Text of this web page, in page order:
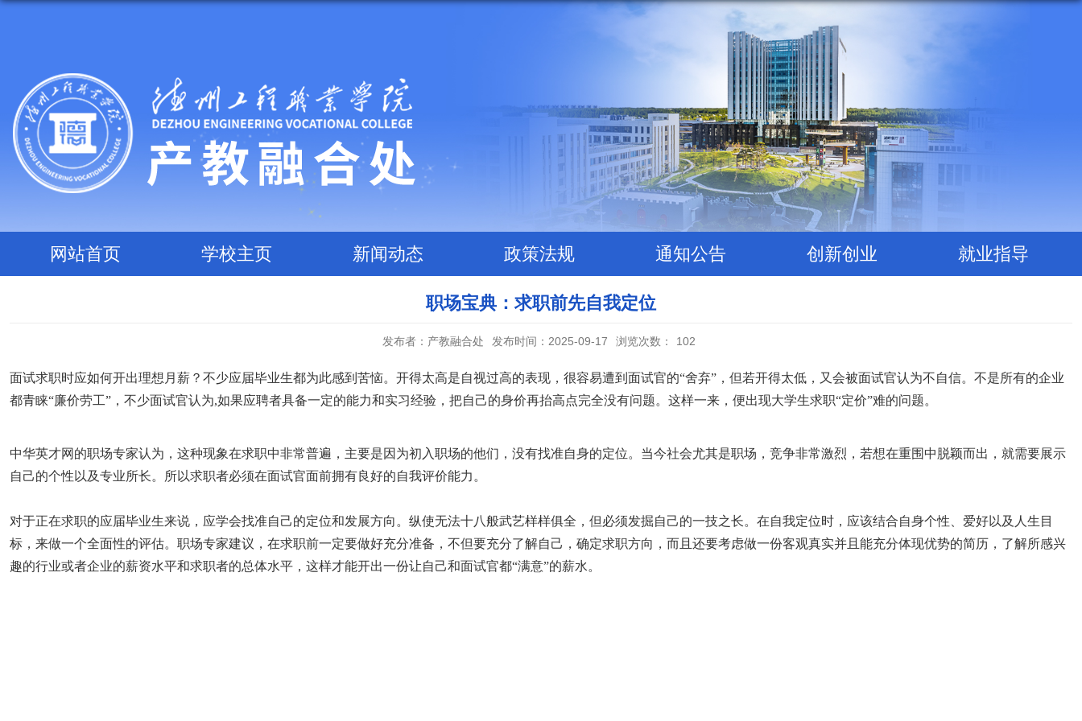
网站首页 学校主页 新闻动态 政策法规 通知公告 创新创业 就业指导
职场宝典：求职前先自我定位
发布者：产教融合处 发布时间：2025-09-17 浏览次数： 102
面试求职时应如何开出理想月薪？不少应届毕业生都为此感到苦恼。开得太高是自视过高的表现，很容易遭到面试官的“舍弃”，但若开得太低，又会被面试官认为不自信。不是所有的企业
都青睐“廉价劳工”，不少面试官认为,如果应聘者具备一定的能力和实习经验，把自己的身价再抬高点完全没有问题。这样一来，便出现大学生求职“定价”难的问题。
中华英才网的职场专家认为，这种现象在求职中非常普遍，主要是因为初入职场的他们，没有找准自身的定位。当今社会尤其是职场，竞争非常激烈，若想在重围中脱颖而出，就需要展示
自己的个性以及专业所长。所以求职者必须在面试官面前拥有良好的自我评价能力。
对于正在求职的应届毕业生来说，应学会找准自己的定位和发展方向。纵使无法十八般武艺样样俱全，但必须发掘自己的一技之长。在自我定位时，应该结合自身个性、爱好以及人生目
标，来做一个全面性的评估。职场专家建议，在求职前一定要做好充分准备，不但要充分了解自己，确定求职方向，而且还要考虑做一份客观真实并且能充分体现优势的简历，了解所感兴
趣的行业或者企业的薪资水平和求职者的总体水平，这样才能开出一份让自己和面试官都“满意”的薪水。